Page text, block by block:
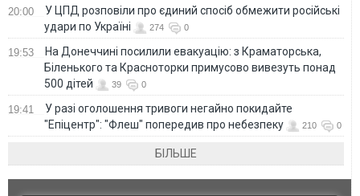
20:00
У ЦПД розповіли про єдиний спосіб обмежити російські
удари по Україні
274 0
19:53
На Донеччині посилили евакуацію: з Краматорська,
Біленького та Красноторки примусово вивезуть понад
500 дітей
39 0
19:41
У разі оголошення тривоги негайно покидайте
"Епіцентр": "Флеш" попередив про небезпеку
210 0
БІЛЬШЕ